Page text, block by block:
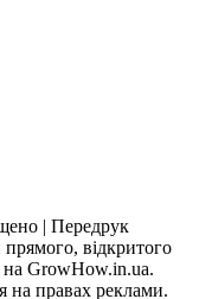
| Передрук
прямого, відкритого
на GrowHow.in.ua.
на правах реклами.